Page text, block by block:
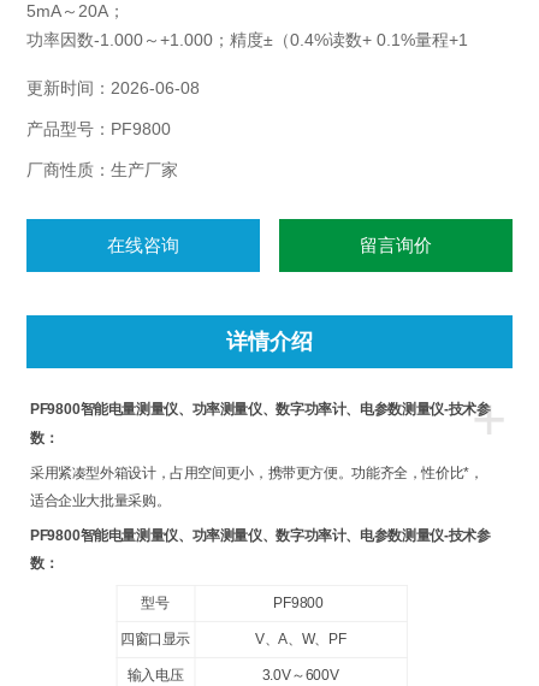
5mA～20A；
功率因数-1.000～+1.000；精度±（0.4%读数+ 0.1%量程+1
更新时间：2026-06-08
产品型号：PF9800
厂商性质：生产厂家
在线咨询 留言询价
详情介绍
+
PF9800智能电量测量仪、功率测量仪、数字功率计、电参数测量仪-技术参
数：
采用紧凑型外箱设计，占用空间更小，携带更方便。功能齐全，性价比*，
适合企业大批量采购。
PF9800智能电量测量仪、功率测量仪、数字功率计、电参数测量仪-技术参
数：
型号 PF9800
四窗口显示 V、A、W、PF
输入电压 3.0V～600V